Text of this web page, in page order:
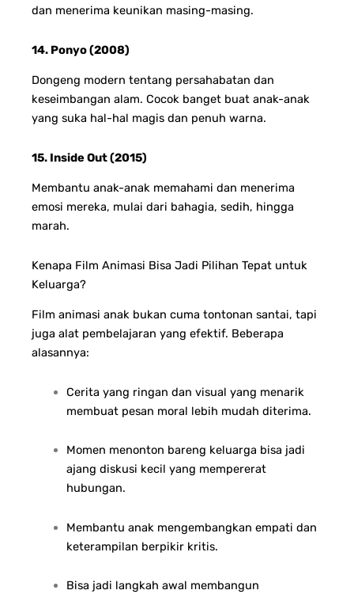
dan menerima keunikan masing-masing.
14. Ponyo (2008)
Dongeng modern tentang persahabatan dan
keseimbangan alam. Cocok banget buat anak-anak
yang suka hal-hal magis dan penuh warna.
15. Inside Out (2015)
Membantu anak-anak memahami dan menerima
emosi mereka, mulai dari bahagia, sedih, hingga
marah.
Kenapa Film Animasi Bisa Jadi Pilihan Tepat untuk
Keluarga?
Film animasi anak bukan cuma tontonan santai, tapi
juga alat pembelajaran yang efektif. Beberapa
alasannya:
Cerita yang ringan dan visual yang menarik
membuat pesan moral lebih mudah diterima.
Momen menonton bareng keluarga bisa jadi
ajang diskusi kecil yang mempererat
hubungan.
Membantu anak mengembangkan empati dan
keterampilan berpikir kritis.
Bisa jadi langkah awal membangun